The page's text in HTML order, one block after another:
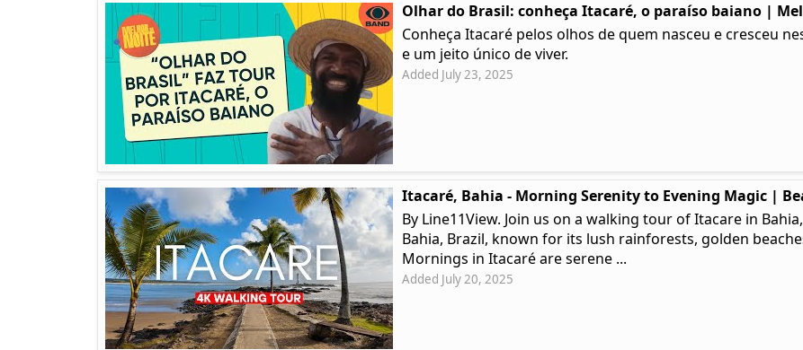
Olhar do Brasil: conheça Itacaré, o paraíso baiano |
Conheça Itacaré pelos olhos de quem nasceu e cresceu
e um jeito único de viver.
Added July 23, 2025
Itacaré, Bahia - Morning Serenity to Evening Magic |
By Line11View. Join us on a walking tour of Itacare in
Bahia, Brazil, known for its lush rainforests, golden
Mornings in Itacaré are serene ...
Added July 20, 2025